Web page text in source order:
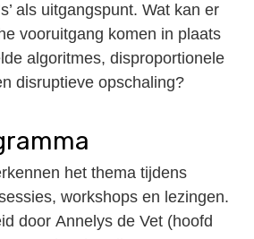
als uitgangspunt. Wat kan er
vooruitgang komen in plaats
algoritmes, disproportionele
disruptieve opschaling?
het thema tijdens
workshops en lezingen.
door Annelys de Vet (hoofd